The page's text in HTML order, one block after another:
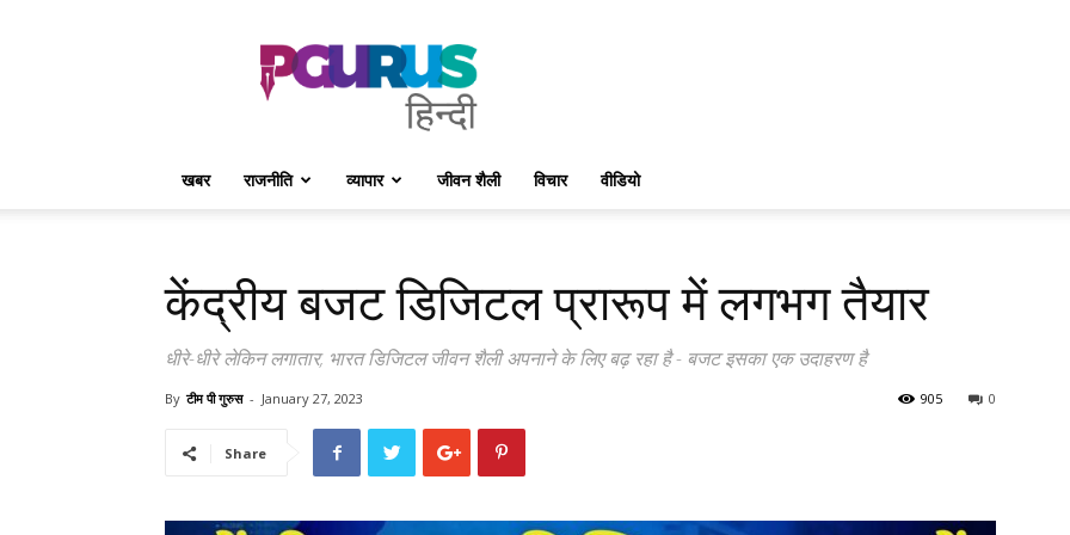
PGurus
Hindi
खबर राजनीति व्यापार जीवन शैली विचार वीडियो
केंद्रीय बजट डिजिटल प्रारूप में लगभग तैयार
धीरे-धीरे लेकिन लगातार, भारत डिजिटल जीवन शैली अपनाने के लिए बढ़ रहा है - बजट इसका एक उदाहरण है
By टीम पी गुरुस - January 27, 2023 0
905
Share